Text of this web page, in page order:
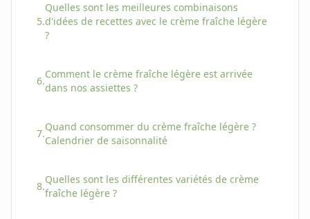
5.
Quelles sont les meilleures combinaisons
d'idées de recettes avec le crème fraîche légère
?
6.
Comment le crème fraîche légère est arrivée
dans nos assiettes ?
7.
Quand consommer du crème fraîche légère ?
Calendrier de saisonnalité
8.
Quelles sont les différentes variétés de crème
fraîche légère ?